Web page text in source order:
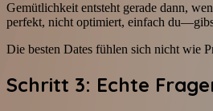
Gemütlichkeit entsteht gerade dann,
perfekt, nicht optimiert, einfach
Die besten Dates fühlen sich nicht wie
Schritt 3: Echte